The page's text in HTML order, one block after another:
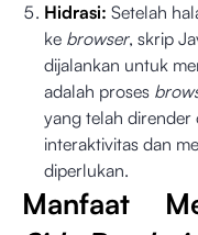
Hidrasi: Setelah
ke browser, skrip
dijalankan untuk
adalah proses
yang telah dirender
interaktivitas dan
diperlukan.
Manfaat